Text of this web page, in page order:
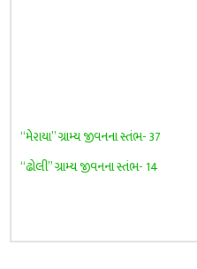
“મેરાયા” ગ્રામ્ય જીવનના સ્તંભ- 37
“ઢોલી” ગ્રામ્ય જીવનના સ્તંભ- 14